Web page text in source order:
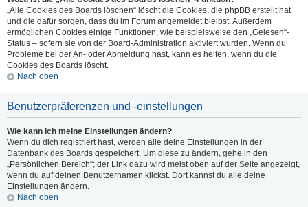
„Alle Cookies des Boards löschen“ löscht die Cookies, die phpBB erstellt hat
und die dafür sorgen, dass du im Forum angemeldet bleibst. Außerdem
ermöglichen Cookies einige Funktionen, wie beispielsweise den „Gelesen“-
Status – sofern sie von der Board-Administration aktiviert wurden. Wenn du
Probleme bei der An- oder Abmeldung hast, kann es helfen, wenn du die
Cookies des Boards löscht.
Nach oben
Benutzerpräferenzen und -einstellungen
Wie kann ich meine Einstellungen ändern?
Wenn du dich registriert hast, werden alle deine Einstellungen in der
Datenbank des Boards gespeichert. Um diese zu ändern, gehe in den
„Persönlichen Bereich“; der Link dazu wird meist oben auf der Seite angezeigt,
wenn du auf deinen Benutzernamen klickst. Dort kannst du alle deine
Einstellungen ändern.
Nach oben